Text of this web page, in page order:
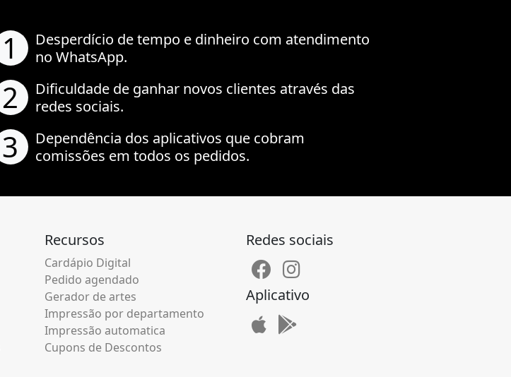
1
Desperdício de tempo e dinheiro com atendimento
no WhatsApp.
2
Dificuldade de ganhar novos clientes através das
redes sociais.
3
Dependência dos aplicativos que cobram
comissões em todos os pedidos.
Recursos
Cardápio Digital
Pedido agendado
Gerador de artes
Impressão por departamento
Impressão automatica
Cupons de Descontos
Redes sociais
Aplicativo